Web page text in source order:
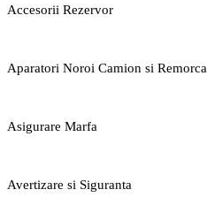
Accesorii Rezervor
Aparatori Noroi Camion si Remorca
Asigurare Marfa
Avertizare si Siguranta